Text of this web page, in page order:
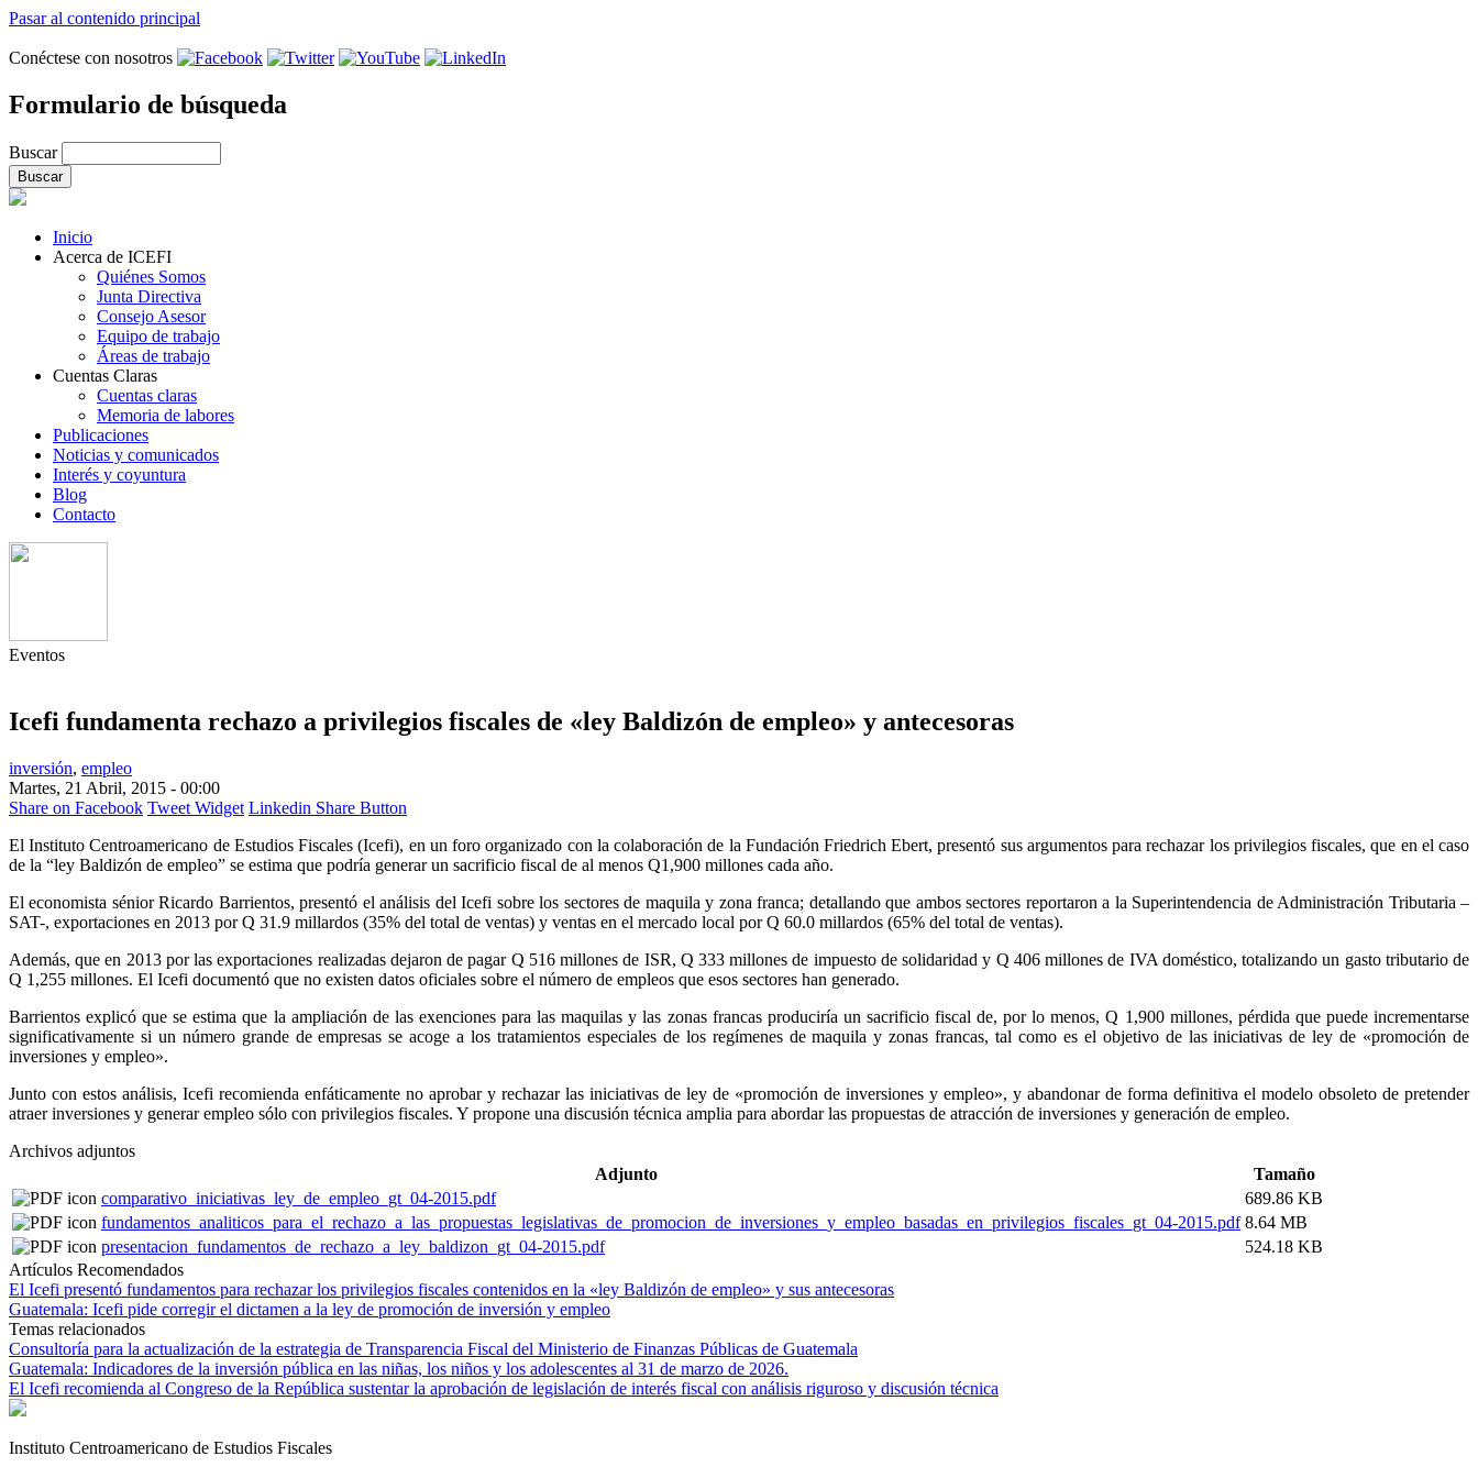
Pasar al contenido principal
Conéctese con nosotros
Formulario de búsqueda
Buscar
Inicio
Acerca de ICEFI
Quiénes Somos
Junta Directiva
Consejo Asesor
Equipo de trabajo
Áreas de trabajo
Cuentas Claras
Cuentas claras
Memoria de labores
Publicaciones
Noticias y comunicados
Interés y coyuntura
Blog
Contacto
Eventos
Icefi fundamenta rechazo a privilegios fiscales de «ley Baldizón de empleo» y antecesoras
inversión, empleo
Martes, 21 Abril, 2015 - 00:00
Share on Facebook Tweet Widget Linkedin Share Button
El Instituto Centroamericano de Estudios Fiscales (Icefi), en un foro organizado con la colaboración de la Fundación Friedrich Ebert, presentó sus argumentos para rechazar los privilegios fiscales, que en el caso
de la “ley Baldizón de empleo” se estima que podría generar un sacrificio fiscal de al menos Q1,900 millones cada año.
El economista sénior Ricardo Barrientos, presentó el análisis del Icefi sobre los sectores de maquila y zona franca; detallando que ambos sectores reportaron a la Superintendencia de Administración Tributaria –
SAT-, exportaciones en 2013 por Q 31.9 millardos (35% del total de ventas) y ventas en el mercado local por Q 60.0 millardos (65% del total de ventas).
Además, que en 2013 por las exportaciones realizadas dejaron de pagar Q 516 millones de ISR, Q 333 millones de impuesto de solidaridad y Q 406 millones de IVA doméstico, totalizando un gasto tributario de
Q 1,255 millones. El Icefi documentó que no existen datos oficiales sobre el número de empleos que esos sectores han generado.
Barrientos explicó que se estima que la ampliación de las exenciones para las maquilas y las zonas francas produciría un sacrificio fiscal de, por lo menos, Q 1,900 millones, pérdida que puede incrementarse
significativamente si un número grande de empresas se acoge a los tratamientos especiales de los regímenes de maquila y zonas francas, tal como es el objetivo de las iniciativas de ley de «promoción de
inversiones y empleo».
Junto con estos análisis, Icefi recomienda enfáticamente no aprobar y rechazar las iniciativas de ley de «promoción de inversiones y empleo», y abandonar de forma definitiva el modelo obsoleto de pretender
atraer inversiones y generar empleo sólo con privilegios fiscales. Y propone una discusión técnica amplia para abordar las propuestas de atracción de inversiones y generación de empleo.
Archivos adjuntos
Adjunto
Tamaño
comparativo_iniciativas_ley_de_empleo_gt_04-2015.pdf
689.86 KB
fundamentos_analiticos_para_el_rechazo_a_las_propuestas_legislativas_de_promocion_de_inversiones_y_empleo_basadas_en_privilegios_fiscales_gt_04-2015.pdf 8.64 MB
presentacion_fundamentos_de_rechazo_a_ley_baldizon_gt_04-2015.pdf
524.18 KB
Artículos Recomendados
El Icefi presentó fundamentos para rechazar los privilegios fiscales contenidos en la «ley Baldizón de empleo» y sus antecesoras
Guatemala: Icefi pide corregir el dictamen a la ley de promoción de inversión y empleo
Temas relacionados
Consultoría para la actualización de la estrategia de Transparencia Fiscal del Ministerio de Finanzas Públicas de Guatemala
Guatemala: Indicadores de la inversión pública en las niñas, los niños y los adolescentes al 31 de marzo de 2026.
El Icefi recomienda al Congreso de la República sustentar la aprobación de legislación de interés fiscal con análisis riguroso y discusión técnica
Instituto Centroamericano de Estudios Fiscales